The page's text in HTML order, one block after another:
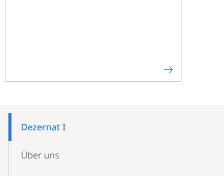
NavigationDezernat I
Über uns